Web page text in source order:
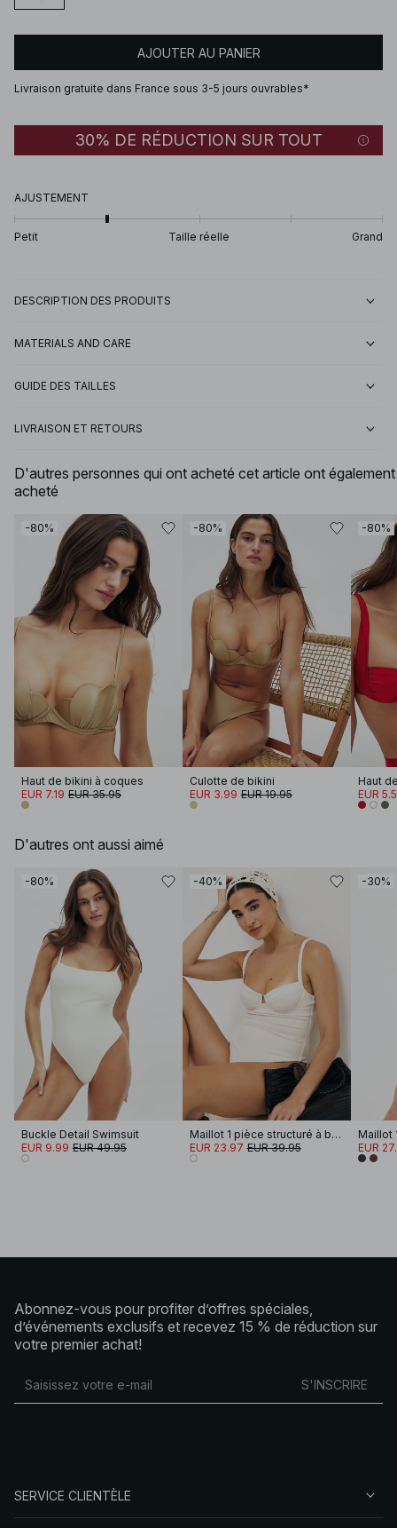
AJOUTER AU PANIER
Livraison gratuite dans France sous 3-5 jours ouvrables*
30% DE RÉDUCTION SUR TOUT
AJUSTEMENT
Petit Taille réelle Grand
DESCRIPTION DES PRODUITS
MATERIALS AND CARE
GUIDE DES TAILLES
LIVRAISON ET RETOURS
D'autres personnes qui ont acheté cet article ont également
acheté
-80%
Haut de bikini à coques
EUR 7.19 EUR 35.95
-80%
Culotte de bikini
EUR 3.99 EUR 19.95
-80%
EUR
D'autres ont aussi aimé
-80%
Buckle Detail Swimsuit
EUR 9.99 EUR 49.95
-40%
Maillot 1 pièce structuré à bretelles larges
EUR 23.97 EUR 39.95
-30%
EUR
Abonnez-vous pour profiter d’offres spéciales,
d’événements exclusifs et recevez 15 % de réduction sur
votre premier achat!
S'INSCRIRE
SERVICE CLIENTÈLE